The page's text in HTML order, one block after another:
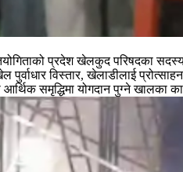
प्रदेश खेलकुद परिषदका सदस्य
विस्तार, खेलाडीलाई
समृद्धिमा योगदान पुग्ने खालका